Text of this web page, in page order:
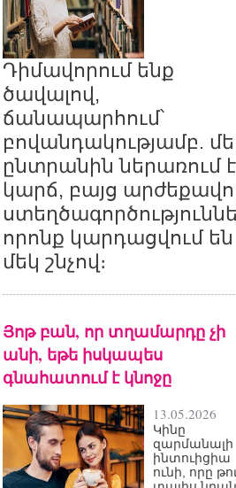
Դիմավորում ենք
ծավալով,
ճանապարհում՝
բովանդակությամբ.
ընտրանին ներառում է
կարճ, բայց
որոնք կարդացվում են
մեկ շնչով։
Յոթ բան, որ տղամարդը չի
անի, եթե իսկապես
գնահատում է կնոջը
13.05.2026
Կինը
զարմանալի
ինտուիցիա
ունի, որը